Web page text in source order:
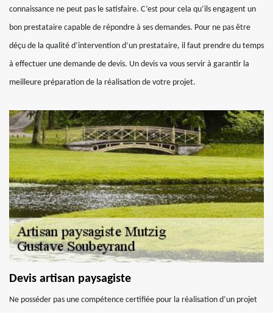
connaissance ne peut pas le satisfaire. C’est pour cela qu’ils engagent un
bon prestataire capable de répondre à ses demandes. Pour ne pas être
déçu de la qualité d’intervention d’un prestataire, il faut prendre du temps
à effectuer une demande de devis. Un devis va vous servir à garantir la
meilleure préparation de la réalisation de votre projet.
Devis artisan paysagiste
Ne posséder pas une compétence certifiée pour la réalisation d’un projet